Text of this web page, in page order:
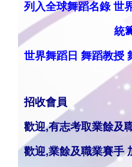
列入全球舞蹈名錄世
統籌業餘
世界舞蹈日 舞蹈教授
招收會員
歡迎,有志考取業餘及
歡迎,業餘及職業賽手